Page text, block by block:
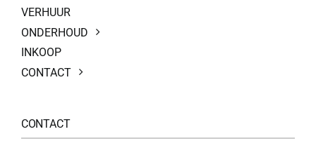
VERHUUR
ONDERHOUD
INKOOP
CONTACT
CONTACT